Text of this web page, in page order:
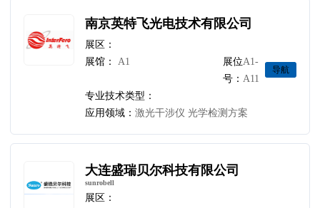
南京英特飞光电技术有限公司
展区：
展馆：
A1
展位
号：
A1-
A11
导航
专业技术类型：
应用领域：激光干涉仪 光学检测方案
大连盛瑞贝尔科技有限公司
sunrobell
展区：